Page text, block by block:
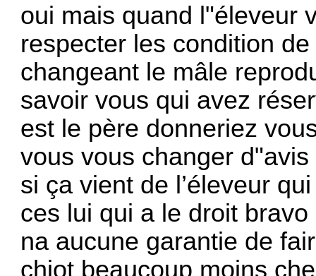
oui mais quand l"éleveur
respecter les condition
changeant le mâle
savoir vous qui avez
est le père donneriez
vous vous changer
si ça vient de l’éleveur
ces lui qui a le droit
na aucune garantie de
chiot beaucoup moins